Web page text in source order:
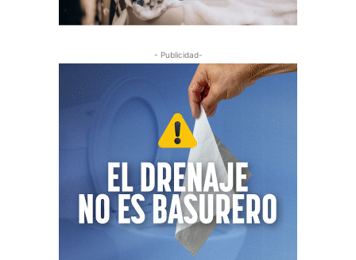
- Publicidad-